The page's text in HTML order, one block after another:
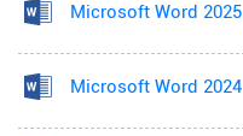
Microsoft Word 2025
Microsoft Word 2024